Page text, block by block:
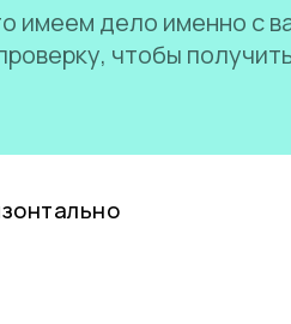
имеем дело именно с
чтобы